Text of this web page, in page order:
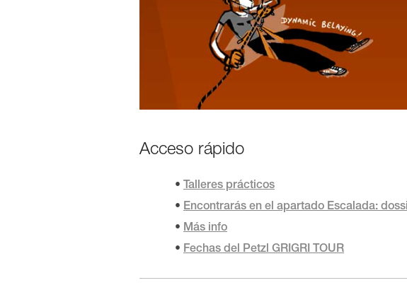
Acceso rápido
Talleres prácticos
Encontrarás en el apartado Escalada:
Más info
Fechas del Petzl GRIGRI TOUR